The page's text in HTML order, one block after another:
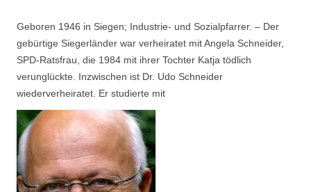
Geboren 1946 in Siegen; Industrie- und Sozialpfarrer. – Der
gebürtige Siegerländer war verheiratet mit Angela Schneider,
SPD-Ratsfrau, die 1984 mit ihrer Tochter Katja tödlich
verunglückte. Inzwischen ist Dr. Udo Schneider
wiederverheiratet. Er studierte mit